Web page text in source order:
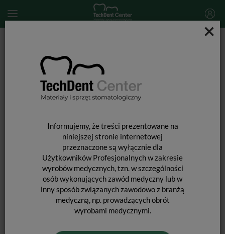
×
Informujemy, że treści prezentowane na
niniejszej stronie internetowej
przeznaczone są wyłącznie dla
Użytkowników Profesjonalnych w zakresie
wyrobów medycznych, tzn. w szczególności
osób wykonujących zawód medyczny lub w
inny sposób związanych zawodowo z branżą
medyczną, np. prowadzących obrót
wyrobami medycznymi.
MATERIAŁY WYPEŁNIENIOWE PÓŁPŁYNNE
Admira Fusion Flow / 2g